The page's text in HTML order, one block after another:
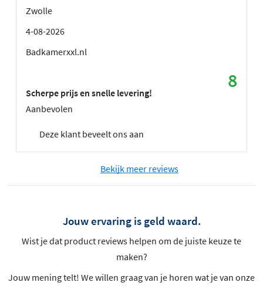
Zwolle
4-08-2026
Badkamerxxl.nl
8
Scherpe prijs en snelle levering!
Aanbevolen
Deze klant beveelt ons aan
Bekijk meer reviews
Jouw ervaring is geld waard.
Wist je dat product reviews helpen om de juiste keuze te
maken?
Jouw mening telt! We willen graag van je horen wat je van onze